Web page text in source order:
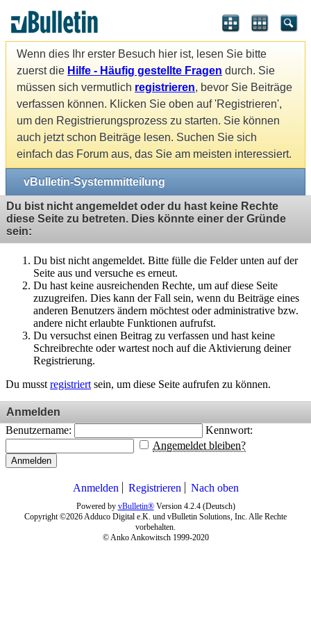
Wenn dies Ihr erster Besuch hier ist, lesen Sie bitte
zuerst die Hilfe - Häufig gestellte Fragen durch. Sie
müssen sich vermutlich registrieren, bevor Sie Beiträge
verfassen können. Klicken Sie oben auf 'Registrieren',
um den Registrierungsprozess zu starten. Sie können
auch jetzt schon Beiträge lesen. Suchen Sie sich
einfach das Forum aus, das Sie am meisten interessiert.
vBulletin-Systemmitteilung
Du bist nicht angemeldet oder du hast keine Rechte
diese Seite zu betreten. Dies könnte einer der Gründe
sein:
Du bist nicht angemeldet. Bitte fülle die Felder unten auf der
Seite aus und versuche es erneut.
Du hast keine ausreichenden Rechte, um auf diese Seite
zuzugreifen. Dies kann der Fall sein, wenn du Beiträge eines
anderen Benutzers ändern möchtest oder administrative bzw.
andere nicht erlaubte Funktionen aufrufst.
Du versuchst einen Beitrag zu verfassen und hast keine
Schreibrechte oder wartest noch auf die Aktivierung deiner
Registrierung.
Du musst registriert sein, um diese Seite aufrufen zu können.
Anmelden
Benutzername:
Kennwort:
Angemeldet bleiben?
Anmelden
Anmelden Registrieren Nach oben
Powered by vBulletin®Version 4.2.4 (Deutsch)
Copyright ©2026 Adduco Digital e.K. und vBulletin Solutions, Inc. Alle Rechte
vorbehalten.
© Anko Ankowitsch 1999-2020